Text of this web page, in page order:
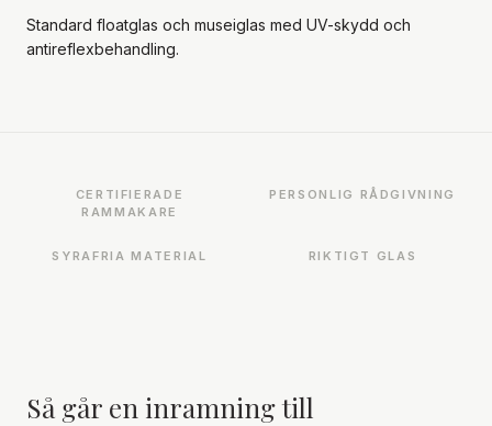
Standard floatglas och museiglas med UV-skydd och
antireflexbehandling.
CERTIFIERADE
RAMMAKARE
PERSONLIG RÅDGIVNING
SYRAFRIA MATERIAL RIKTIGT GLAS
Så går en inramning till